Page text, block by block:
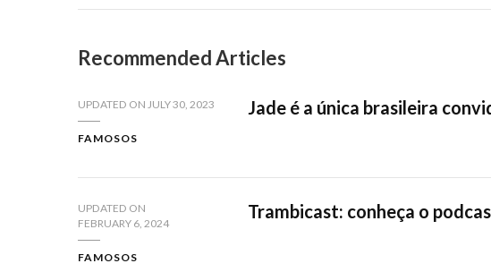
Recommended Articles
UPDATED ON JULY 30, 2023
FAMOSOS
Jade é a única brasileira
UPDATED ON
FEBRUARY 6, 2024
FAMOSOS
Trambicast: conheça o